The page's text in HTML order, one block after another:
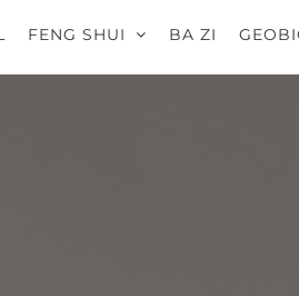
FENG SHUI BA ZI